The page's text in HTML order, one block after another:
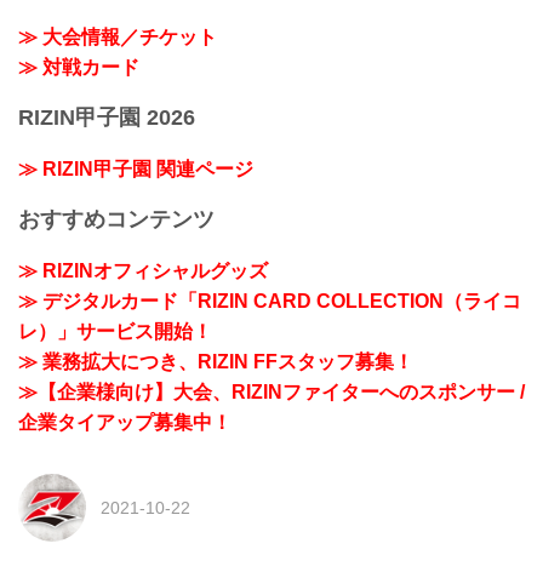
≫ 大会情報／チケット
≫ 対戦カード
RIZIN甲子園 2026
≫ RIZIN甲子園 関連ページ
おすすめコンテンツ
≫ RIZINオフィシャルグッズ
≫ デジタルカード「RIZIN CARD COLLECTION（ライコ
レ）」サービス開始！
≫ 業務拡大につき、RIZIN FFスタッフ募集！
≫【企業様向け】大会、RIZINファイターへのスポンサー /
企業タイアップ募集中！
2021-10-22